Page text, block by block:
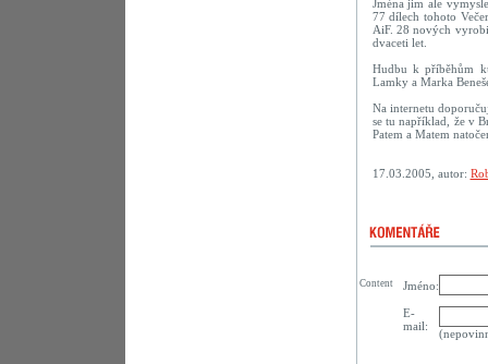
Jména jim ale
77 dílech tohoto
AiF. 28 nových
dvaceti let.
Hudbu k příběhům
Lamky a Marka
Na internetu
se tu například, že v
Patem a Matem
17.03.2005, autor:
Jméno:
E-
mail:
Content